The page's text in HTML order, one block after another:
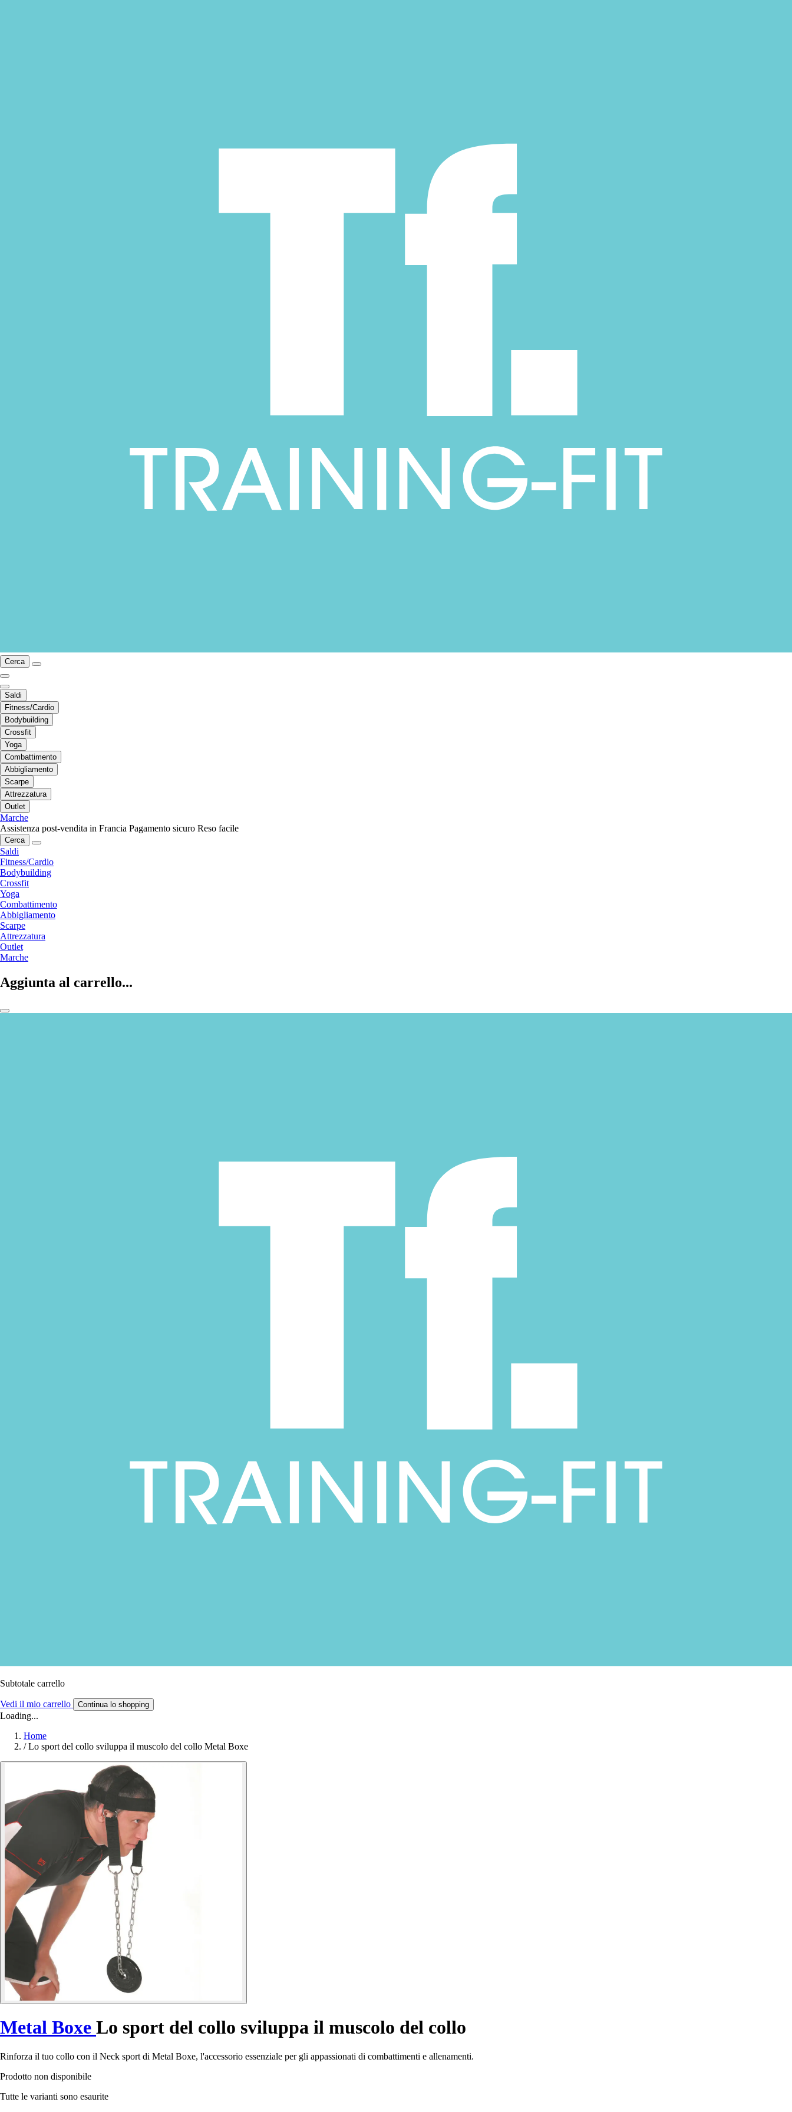
Cerca
Saldi
Fitness/Cardio
Bodybuilding
Crossfit
Yoga
Combattimento
Abbigliamento
Scarpe
Attrezzatura
Outlet
Marche
Assistenza post-vendita in Francia Pagamento sicuro Reso facile
Cerca
Saldi
Fitness/Cardio
Bodybuilding
Crossfit
Yoga
Combattimento
Abbigliamento
Scarpe
Attrezzatura
Outlet
Marche
Aggiunta al carrello...
Subtotale carrello
Vedi il mio carrello Continua lo shopping
Loading...
Home
/ Lo sport del collo sviluppa il muscolo del collo Metal Boxe
Metal Boxe Lo sport del collo sviluppa il muscolo del collo
Rinforza il tuo collo con il Neck sport di Metal Boxe, l'accessorio essenziale per gli appassionati di combattimenti e allenamenti.
Prodotto non disponibile
Tutte le varianti sono esaurite